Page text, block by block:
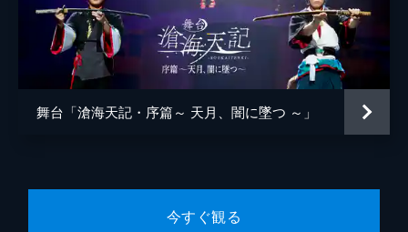
舞台「滄海天記・序篇～ 天月、闇に墜つ ～」
今すぐ観る